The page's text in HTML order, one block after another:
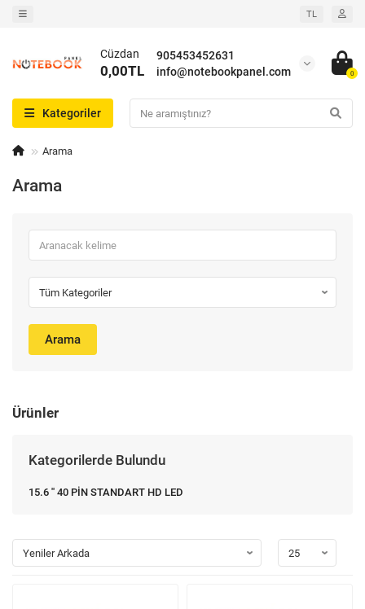
TL
905453452631
info@notebookpanel.com
Cüzdan
0,00TL 0
Kategoriler
Arama
Arama
Arama
Ürünler
Kategorilerde Bulundu
15.6 '' 40 PİN STANDART HD LED